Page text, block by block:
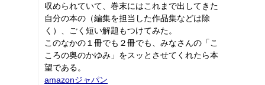
収められていて、巻末にはこれまで出してきた
自分の本の（編集を担当した作品集などは除
く）、ごく短い解題もつけてみた。
このなかの１冊でも２冊でも、みなさんの「こ
ころの奥のかゆみ」をスッとさせてくれたら本
望である。
amazonジャパン